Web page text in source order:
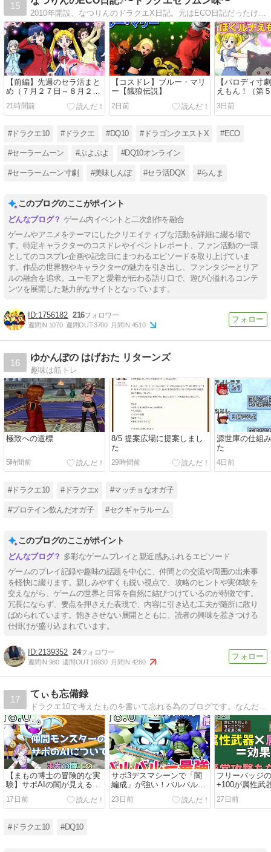
15
2010年開設、なつりんのドラクエX日記。元はECO日記だったけど現在はドラクエ日記として再利用中。DQ10は2012年の配信開始日よりプレイ♪セーラームーンを中心にアニメやゲームのコスプレしてます
【前編】先週のセラ活まと
め（７月２７日～８月２
日）
21時間前
【コスドレ】ブルー・マリ
ー【餓狼伝説】
2日前
【パロディ寸
えもん！（第
3日前
#ドラクエ10 #ドラクエ #DQ10 #ドラゴンクエストX #ECO
#セーラームーン #ぷよぷよ #DQ10オンライン
#セーラームーン寸劇 #美味しんぼ #セラ活DQX #らんま
このブログのここがポイント
ゲーム内イベントと二次創作を融合
ゲームやアニメをテーマにしたクリエイティブな活動を詳細に綴る場で
す。特定キャラクターのコスドレやイベントレポート、ファン活動の一環
としてのコスプレ企画や記念日にまつわるエピソードを取り上げていま
す。作品の世界観やキャラクターの魅力を引き出し、ファンタジーとリア
ルの融合を追求。ユーモアと愛着が伝わる語り口で、遊び心溢れるコンテ
ンツを展開した魅力的なサイトとなっています。
1756182 216
週間IN:1070 週間OUT:3700 月間IN:4510
16
ゆかんぽの はげおた リターンズ
趣味は筋トレ
極致への道標
5時間前
8/5 提案広場に提案しまし
た
29時間前
源世庫の仕組
た
4日前
#ドラクエ10 #ドラクエx #マッチョなオガ子
#プロテイン飲んだオガ子 #セクギャラルーム
このブログのここがポイント
多彩なゲームプレイと親近感あふれるエピソード
ゲームのプレイ記録や趣味の話題を中心に、仲間との交流や周囲の出来事
を軽快に綴ります。親しみやすくも鋭い視点で、攻略のヒントや実体験を
交えながら、ゲームの世界と日常を自然に結びつけているのが特徴です。
冗長にならず、要点を押さえた表現で、内容に引き込む工夫が随所に散り
ばめられています。飽きさせない展開とともに、読者の興味を惹きつける
仕掛けが盛り込まれています。
2139352 24
週間IN:980 週間OUT:16930 月間IN:4280
17
てぃも忘備録
ドラクエ10で考えたものを書いて忘れる為のブログです。なんだっけ？とモヤっとする前に書いて忘れよう忘備録！バトルの攻略記事が多めです。
【まもの博士の冒険的な実
験】サポAIの闇が見えるコ
ンテンツだった？仲間モン
スターのDPSから見るオス
17日前
サポ3デスマシーンで「闇
編成」が強い！バルバルー
最強の時代！
23日前
フリーバッジ
+100が属性武
で適用される
ました
27日前
#ドラクエ10 #DQ10